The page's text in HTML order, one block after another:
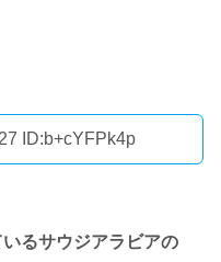
ID:b+cYFPk4p
るサウジアラビアの